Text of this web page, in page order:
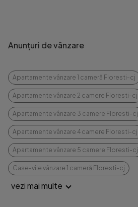
Anunțuri de vânzare
Apartamente vânzare 1 cameră Floresti-cj
Apartamente vânzare 2 camere Floresti-cj
Apartamente vânzare 3 camere Floresti-cj
Apartamente vânzare 4 camere Floresti-cj
Apartamente vânzare 5 camere Floresti-cj
Case-vile vânzare 1 cameră Floresti-cj
vezi mai multe